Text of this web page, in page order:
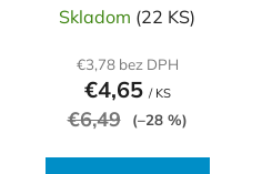
Skladom (22 KS)
€3,78 bez DPH
€4,65 / KS
€6,49 (–28 %)